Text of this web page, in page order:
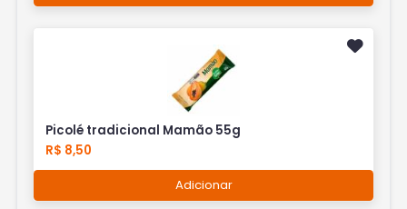
Picolé tradicional Mamão 55g
R$ 8,50
Adicionar